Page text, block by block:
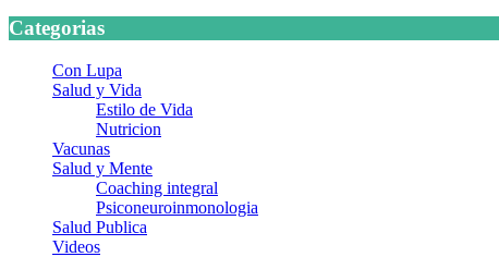
Categorias
Con Lupa
Salud y Vida
Estilo de Vida
Nutricion
Vacunas
Salud y Mente
Coaching integral
Psiconeuroinmonologia
Salud Publica
Videos